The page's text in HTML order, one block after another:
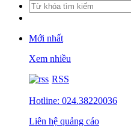
Mới nhất
Xem nhiều
RSS
Hotline: 024.38220036
Liên hệ quảng cáo